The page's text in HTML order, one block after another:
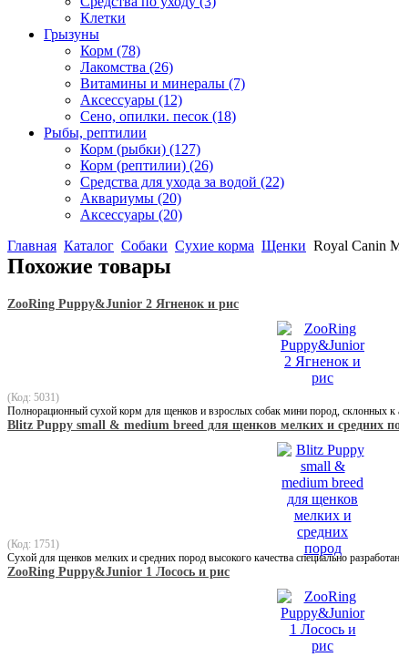
Клетки
Грызуны
Корм (78)
Лакомства (26)
Витамины и минералы (7)
Аксессуары (12)
Сено, опилки. песок (18)
Рыбы, рептилии
Корм (рыбки) (127)
Корм (рептилии) (26)
Средства для ухода за водой (22)
Аквариумы (20)
Аксессуары (20)
Главная Каталог Собаки Сухие корма Щенки Royal Canin
Похожие товары
ZooRing Puppy&Junior 2 Ягненок и рис
(Код: 5031)
Полнорационный сухой корм для щенков и взрослых собак мини пород, склонных
Blitz Puppy small & medium breed для щенков мелких и средних
(Код: 1751)
Сухой для щенков мелких и средних пород высокого качества специально
ZooRing Puppy&Junior 1 Лосось и рис